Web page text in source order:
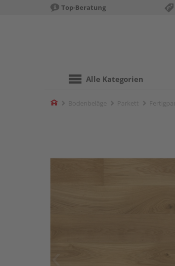
Top-Beratung
Alle Kategorien
Home